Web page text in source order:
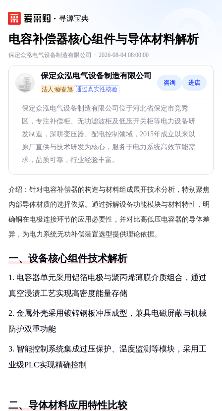
寻源宝典
电容补偿器核心组件与导体材料解析
保定众泓电气设备制造有限公司 · 2026-08-04 08:00:00
保定众泓电气设备制造有限公司
法人:穆春旭 通过真实性核验
咨询 进店
保定众泓电气设备制造有限公司位于河北省保定市竞秀
区，专注补偿柜、无功滤波柜及低压开关柜等电力设备研
发制造，深耕变压器、配电控制领域，2015年成立以来以
原厂直供与技术研发为核心，服务于电力系统高效节能需
求，品质可靠，行业经验丰富。
介绍： 针对电容补偿器的构造与材料组成展开技术分析，特别聚焦
内部导体材质的选择依据。通过拆解设备功能模块与材料特性，明
确铜在电极连接环节的应用必要性，并对比高低压电容器的导体差
异，为电力系统无功补偿装置选型提供理论依据。
一、设备核心组件技术解析
1. 电容器单元采用铝箔电极与聚丙烯薄膜介质组合，通过
真空浸渍工艺实现高密度能量存储
2. 金属外壳采用镀锌钢板冲压成型，兼具电磁屏蔽与机械
防护双重功能
3. 智能控制系统集成过压保护、温度监测等模块，采用工
业级PLC实现精确控制
二、导体材料应用特性比较